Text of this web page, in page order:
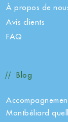
À propos de
Avis clients
FAQ
Blog
Montbéliard